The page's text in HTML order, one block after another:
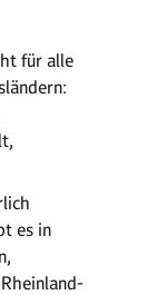
für alle
es in